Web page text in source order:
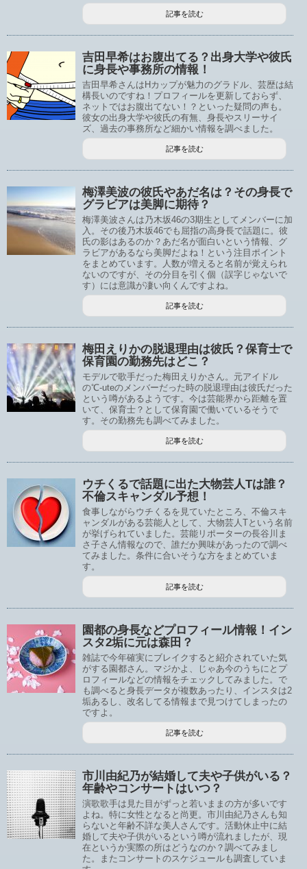
記事を読む
吉田早希はお腹出てる？出身大学や彼氏
に身長や事務所の情報！
吉田早希さんはHカップが魅力のグラドル、芸歴は結
構長いのですね！プロフィールを更新しておらず、
ネットではお腹出てない！？といった疑問の声も。
彼女の出身大学や彼氏の有無、身長やスリーサイ
ズ、過去の事務所など細かい情報を調べました。
記事を読む
梅澤美波の彼氏やあだ名は？その身長で
グラビアは美脚に期待？
梅澤美波さんは乃木坂46の3期生としてメンバーに加
入。その後乃木坂46でも屈指の高身長で話題に。彼
氏の影はあるのか？あだ名が面白いという情報、グ
ラビアがあるなら美脚だよね！という注目ポイント
をまとめています。人数が増えると名前が覚えられ
ないのですが、その分目を引く個（誤字じゃないで
す）には意識が凄い向くんですよね。
記事を読む
梅田えりかの脱退理由は彼氏？保育士で
保育園の勤務先はどこ？
モデルで歌手だった梅田えりかさん。元アイドル
の℃-uteのメンバーだった時の脱退理由は彼氏だった
という噂があるようです。今は芸能界から距離を置
いて、保育士？として保育園で働いているそうで
す。その勤務先も調べてみました。
記事を読む
ウチくるで話題に出た大物芸人Tは誰？
不倫スキャンダル予想！
食事しながらウチくるを見ていたところ、不倫スキ
ャンダルがある芸能人として、大物芸人Tという名前
が挙げられていました。芸能リポーターの長谷川ま
さ子さん情報なので、誰だか興味があったので調べ
てみました。条件に合いそうな方をまとめていま
す。
記事を読む
園都の身長などプロフィール情報！イン
スタ2垢に元は森田？
雑誌で今年確実にブレイクすると紹介されていた気
がする園都さん。マジかよ、じゃあ今のうちにとプ
ロフィールなどの情報をチェックしてみました。で
も調べると身長データが複数あったり、インスタは2
垢あるし、改名してる情報まで見つけてしまったの
ですよ。
記事を読む
市川由紀乃が結婚して夫や子供がいる？
年齢やコンサートはいつ？
演歌歌手は見た目がずっと若いままの方が多いです
よね。特に女性となると尚更。市川由紀乃さんも知
らないと年齢不詳な美人さんです。活動休止中に結
婚して夫や子供がいるという噂が流れましたが、現
在というか実際の所はどうなのか？調べてみまし
た。またコンサートのスケジュールも調査していま